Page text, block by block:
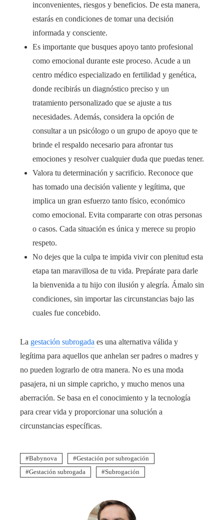
inconvenientes, riesgos y beneficios. De esta manera,
estarás en condiciones de tomar una decisión
informada y consciente.
Es importante que busques apoyo tanto profesional
como emocional durante este proceso. Acude a un
centro médico especializado en fertilidad y genética,
donde recibirás un diagnóstico preciso y un
tratamiento personalizado que se ajuste a tus
necesidades. Además, considera la opción de
consultar a un psicólogo o un grupo de apoyo que te
brinde el respaldo necesario para afrontar tus
emociones y resolver cualquier duda que puedas tener.
Valora tu determinación y sacrificio. Reconoce que
has tomado una decisión valiente y legítima, que
implica un gran esfuerzo tanto físico, económico
como emocional. Evita compararte con otras personas
o casos. Cada situación es única y merece su propio
respeto.
No dejes que la culpa te impida vivir con plenitud esta
etapa tan maravillosa de tu vida. Prepárate para darle
la bienvenida a tu hijo con ilusión y alegría. Ámalo sin
condiciones, sin importar las circunstancias bajo las
cuales fue concebido.
La gestación subrogada es una alternativa válida y
legítima para aquellos que anhelan ser padres o madres y
no pueden lograrlo de otra manera. No es una moda
pasajera, ni un simple capricho, y mucho menos una
aberración. Se basa en el conocimiento y la tecnología
para crear vida y proporcionar una solución a
circunstancias específicas.
Babynova
Gestación por subrogación
Gestación subrogada
Subrogación